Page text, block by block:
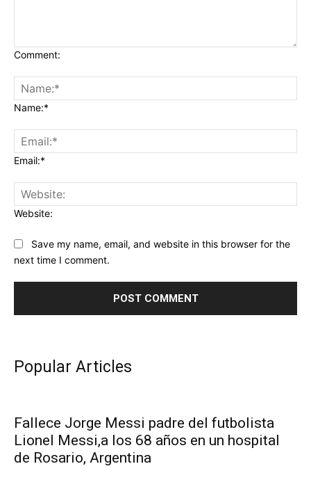
Comment:
Name:*
Email:*
Website:
Save my name, email, and website in this browser for the
next time I comment.
Popular Articles
Fallece Jorge Messi padre del futbolista
Lionel Messi,a los 68 años en un hospital
de Rosario, Argentina